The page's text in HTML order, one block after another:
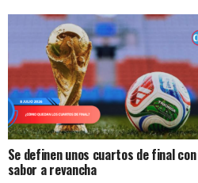
Se definen unos cuartos de final con
sabor a revancha